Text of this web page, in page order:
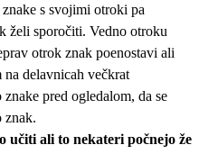
s svojimi otroki pa
želi sporočiti. Vedno otroku
otrok znak poenostavi ali
delavnicah večkrat
pred ogledalom, da se
znak.
učiti ali to nekateri počnejo že